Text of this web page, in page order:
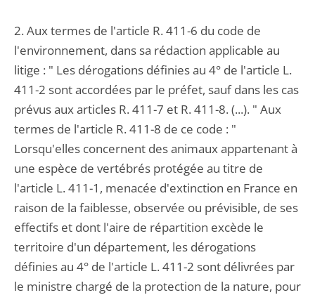
2. Aux termes de l'article R. 411-6 du code de
l'environnement, dans sa rédaction applicable au
litige : " Les dérogations définies au 4° de l'article L.
411-2 sont accordées par le préfet, sauf dans les cas
prévus aux articles R. 411-7 et R. 411-8. (...). " Aux
termes de l'article R. 411-8 de ce code : "
Lorsqu'elles concernent des animaux appartenant à
une espèce de vertébrés protégée au titre de
l'article L. 411-1, menacée d'extinction en France en
raison de la faiblesse, observée ou prévisible, de ses
effectifs et dont l'aire de répartition excède le
territoire d'un département, les dérogations
définies au 4° de l'article L. 411-2 sont délivrées par
le ministre chargé de la protection de la nature, pour